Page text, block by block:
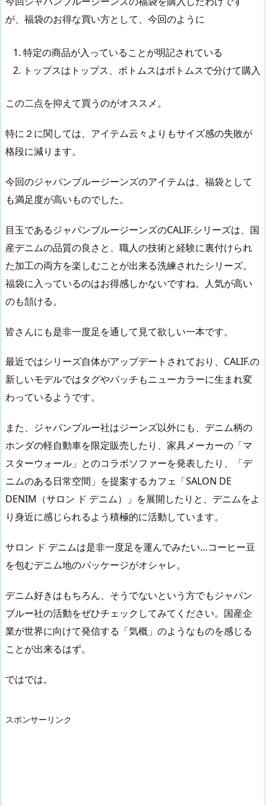
が、福袋のお得な買い方として、今回のように
特定の商品が入っていることが明記されている
トップスはトップス、ボトムスはボトムスで分けて購入
この二点を抑えて買うのがオススメ。
特に２に関しては、アイテム云々よりもサイズ感の失敗が
格段に減ります。
今回のジャパンブルージーンズのアイテムは、福袋として
も満足度が高いものでした。
目玉であるジャパンブルージーンズのCALIF.シリーズは、国
産デニムの品質の良さと、職人の技術と経験に裏付けられ
た加工の両方を楽しむことが出来る洗練されたシリーズ。
福袋に入っているのはお得感しかないですね。人気が高い
のも頷ける。
皆さんにも是非一度足を通して見て欲しい一本です。
最近ではシリーズ自体がアップデートされており、CALIF.の
新しいモデルではタグやパッチもニューカラーに生まれ変
わっているようです。
また、ジャパンブルー社はジーンズ以外にも、デニム柄の
ホンダの軽自動車を限定販売したり、家具メーカーの「マ
スターウォール」とのコラボソファーを発表したり、「デ
ニムのある日常空間」を提案するカフェ「SALON DE
DENIM（サロン ド デニム）」を展開したりと、デニムをよ
り身近に感じられるよう積極的に活動しています。
サロン ド デニムは是非一度足を運んでみたい…コーヒー豆
を包むデニム地のパッケージがオシャレ。
デニム好きはもちろん、そうでないという方でもジャパン
ブルー社の活動をぜひチェックしてみてください。国産企
業が世界に向けて発信する「気概」のようなものを感じる
ことが出来るはず。
ではでは。
スポンサーリンク